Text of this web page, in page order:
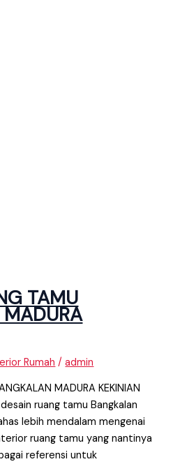
TAMU
Rumah /admin
MADURA KEKINIAN
ruang tamu Bangkalan
lebih mendalam mengenai
ruang tamu yang nantinya
referensi untuk